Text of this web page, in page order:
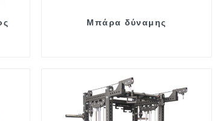
Μπάρα δύναμης